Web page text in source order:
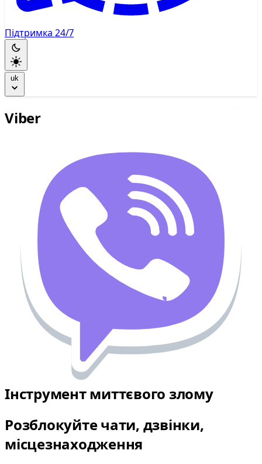
Підтримка 24/7
uk
Viber
Інструмент миттєвого злому
Розблокуйте чати, дзвінки,
місцезнаходження